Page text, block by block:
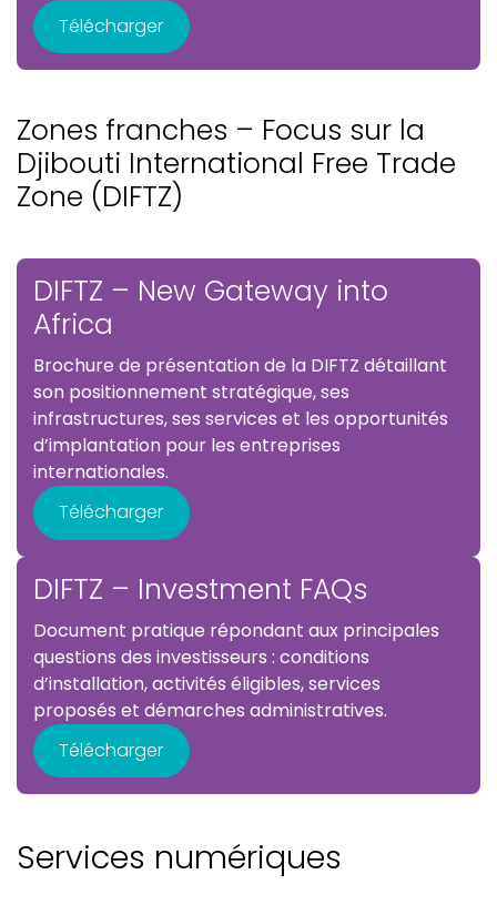
Télécharger
Zones franches – Focus sur la
Djibouti International Free Trade
Zone (DIFTZ)
DIFTZ – New Gateway into
Africa
Brochure de présentation de la DIFTZ détaillant
son positionnement stratégique, ses
infrastructures, ses services et les opportunités
d’implantation pour les entreprises
internationales.
Télécharger
DIFTZ – Investment FAQs
Document pratique répondant aux principales
questions des investisseurs : conditions
d’installation, activités éligibles, services
proposés et démarches administratives.
Télécharger
Services numériques